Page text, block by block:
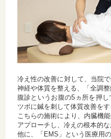
冷え性の改善に対して、当院
神経や体質を整える、「全調
腹診というお腹の5ヵ所を押
ツボに鍼を刺して体質改善をす
こちらの施術により、内臓機
アプローチし、冷えの根本的
他に、「EMS」という医療用